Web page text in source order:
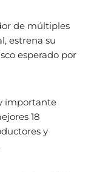
de múltiples
estrena su
esperado por
importante
18
y